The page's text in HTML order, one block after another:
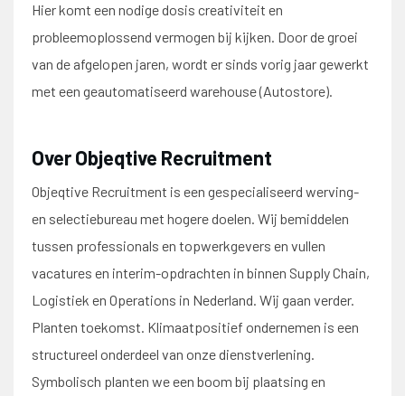
Hier komt een nodige dosis creativiteit en
probleemoplossend vermogen bij kijken. Door de groei
van de afgelopen jaren, wordt er sinds vorig jaar gewerkt
met een geautomatiseerd warehouse (Autostore).
Over Objeqtive Recruitment
Objeqtive Recruitment is een gespecialiseerd werving-
en selectiebureau met hogere doelen. Wij bemiddelen
tussen professionals en topwerkgevers en vullen
vacatures en interim-opdrachten in binnen Supply Chain,
Logistiek en Operations in Nederland. Wij gaan verder.
Planten toekomst. Klimaatpositief ondernemen is een
structureel onderdeel van onze dienstverlening.
Symbolisch planten we een boom bij plaatsing en